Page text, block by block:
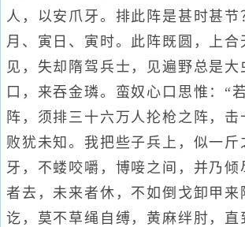
人，以安爪牙。排此阵是甚时甚节
月、寅日、寅时。此阵既圆，上合
见，失却隋驾兵士，见遍野总是大
口，来吞金璘。蛮奴心口思惟：“
阵，须排三十六万人抡枪之阵，击
败犹未知。我把些子兵上，似一斤
牙，不蝼咬嚼，博唼之间，并乃倾
者去，未来者休，不如倒戈卸甲来
讫，莫不草绳自缚，黄麻绊肘，直